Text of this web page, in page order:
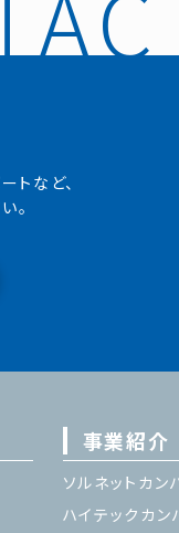
トなど、
。
事業紹介
ソルネットカン
ハイテックカン